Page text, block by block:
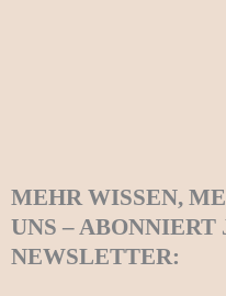
MEHR WISSEN,
UNS – ABONNIERT
NEWSLETTER: